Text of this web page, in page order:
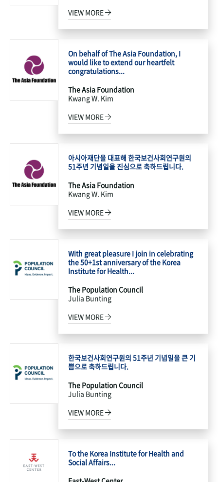
VIEW MORE
On behalf of The Asia Foundation, I
would like to extend our heartfelt
congratulations...
The Asia Foundation
Kwang W. Kim
VIEW MORE
아시아재단을 대표해 한국보건사회연구원의
51주년 기념일을 진심으로 축하드립니다.
The Asia Foundation
Kwang W. Kim
VIEW MORE
With great pleasure I join in celebrating
the 50+1st anniversary of the Korea
Institute for Health...
The Population Council
Julia Bunting
VIEW MORE
한국보건사회연구원의 51주년 기념일을 큰 기
쁨으로 축하드립니다.
The Population Council
Julia Bunting
VIEW MORE
To the Korea Institute for Health and
Social Affairs...